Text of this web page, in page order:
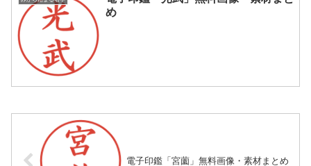
め
電子印鑑「宮薗」無料画像・素材まとめ